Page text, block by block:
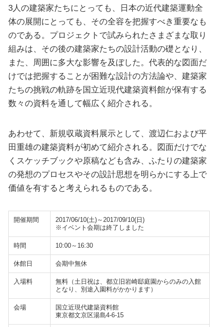
3人の建築家たちにとっても、日本の近代建築運動全
体の展開にとっても、その全容を把握すべき重要なも
のである。プロジェクトで試みられたさまざまな取り
組みは、その後の建築家たちの設計活動の礎となり、
また、周囲に多大な影響を及ぼした。代表的な図面だ
けでは把握することが困難な設計の方法論や、建築家
たちの挑戦の軌跡を国立近現代建築資料館が保有する
数々の資料を通して幅広く紹介される。
あわせて、新規収蔵資料展示として、渡辺仁および平
田重雄の建築資料が初めて紹介される。図面だけでな
くスケッチブックや原稿なども含み、ふたりの建築家
の発想のプロセスやその設計思想を明らかにする上で
価値を有すると考えられるものである。
開催期間
2017/06/10(土)～2017/09/10(日)
※イベント会期は終了しました
時間 10:00～16:30
休館日 会期中無休
入場料
無料（土日祝は、都立旧岩崎邸庭園からのみの入館
となり、別途入園料がかかります）
会場
国立近現代建築資料館
東京都文京区湯島4-6-15